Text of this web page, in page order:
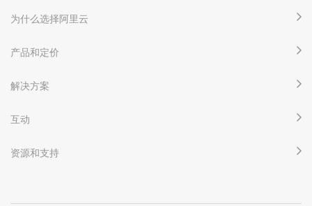
为什么选择阿里云
产品和定价
解决方案
互动
资源和支持